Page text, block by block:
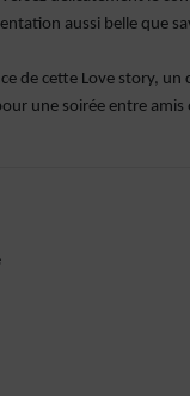
aussi belle que
de cette Love story,
une soirée entre